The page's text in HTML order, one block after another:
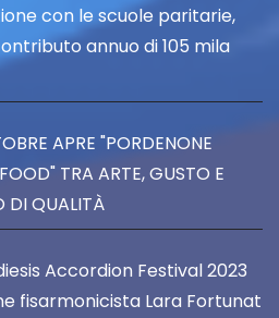
con le scuole paritarie,
annuo di 105 mila
APRE "PORDENONE
TRA ARTE, GUSTO E
DI QUALITÀ
Accordion Festival 2023
fisarmonicista Lara Fortunat